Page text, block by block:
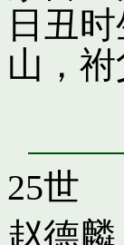
日丑
山，
25世
赵德